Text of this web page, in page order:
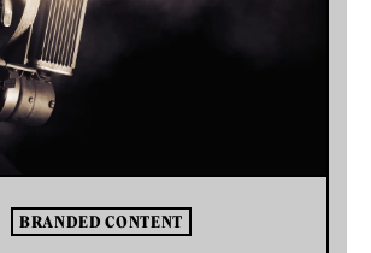
BRANDED CONTENT